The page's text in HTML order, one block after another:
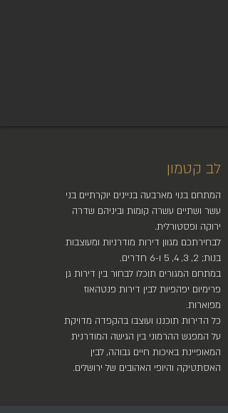
לב קטמון
המתחם בנוי מארבעה בניינים יוקרתיים בני
עשר ושתיים עשרה קומות וביניהם שדרה
ירוקה ופסטורלית.
לבחירתכם מגוון דירות מודרניות ומעוצבות
בנות; 2, 3, 4, 5 ו-6 חדרים.
במתחם המגורים תוכלו לבחור בין דירות גן
פרימיום יפהפיות לבין דירות פנטהאוז
מפוארות.
כל הדירות תוכננו ועוצבו בהקפדה מדויקת
על המפגש ההרמוני בין הגישה המודרנית
המאופיינת באיכות חיים גבוהה, לבין
האסתטיקה והיופי האהובים של ירושלים.